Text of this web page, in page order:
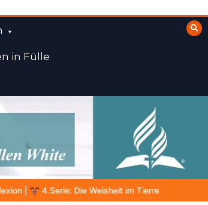
in Fülle
DIE BIBLISCHE PERSON DES TAGES |